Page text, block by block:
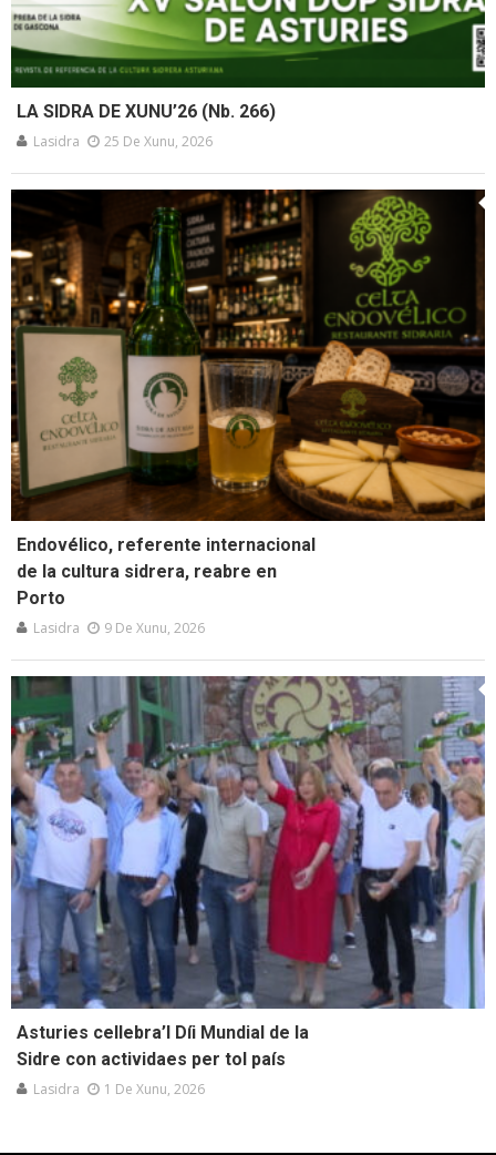
LA SIDRA DE XUNU’26 (Nb. 266)
Lasidra 25 De Xunu, 2026
Endovélico, referente internacional
de la cultura sidrera, reabre en
Porto
Lasidra 9 De Xunu, 2026
Asturies cellebra’l Díi Mundial de la
Sidre con actividaes per tol país
Lasidra 1 De Xunu, 2026